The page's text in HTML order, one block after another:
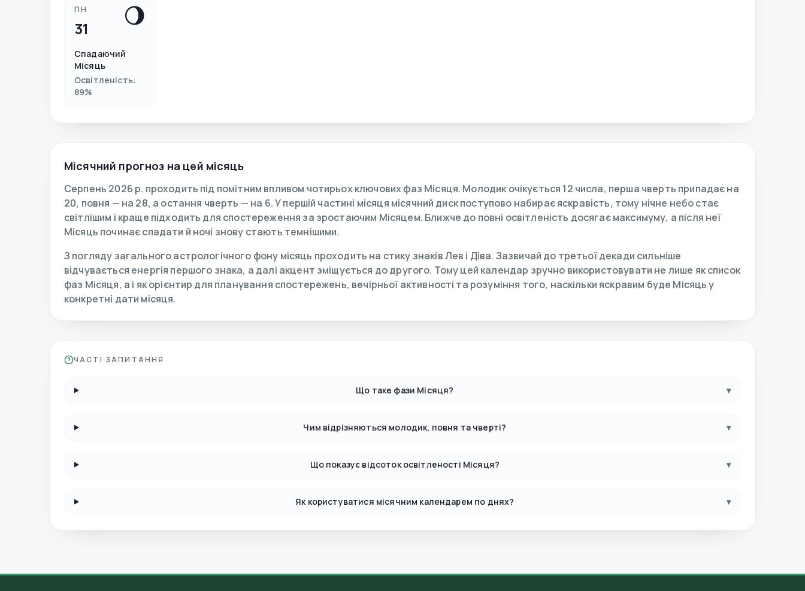
ПН
31 🌖
Спадаючий
Місяць
Освітленість:
89%
Місячний прогноз на цей місяць
Серпень 2026 р. проходить під помітним впливом чотирьох ключових фаз Місяця. Молодик очікується 12 числа, перша чверть припадає на
20, повня — на 28, а остання чверть — на 6. У першій частині місяця місячний диск поступово набирає яскравість, тому нічне небо стає
світлішим і краще підходить для спостереження за зростаючим Місяцем. Ближче до повні освітленість досягає максимуму, а після неї
Місяць починає спадати й ночі знову стають темнішими.
З погляду загального астрологічного фону місяць проходить на стику знаків Лев і Діва. Зазвичай до третьої декади сильніше
відчувається енергія першого знака, а далі акцент зміщується до другого. Тому цей календар зручно використовувати не лише як список
фаз Місяця, а і як орієнтир для планування спостережень, вечірньої активності та розуміння того, наскільки яскравим буде Місяць у
конкретні дати місяця.
ЧАСТІ ЗАПИТАННЯ
Що таке фази Місяця? ▾
Чим відрізняються молодик, повня та чверті? ▾
Що показує відсоток освітленості Місяця? ▾
Як користуватися місячним календарем по днях? ▾